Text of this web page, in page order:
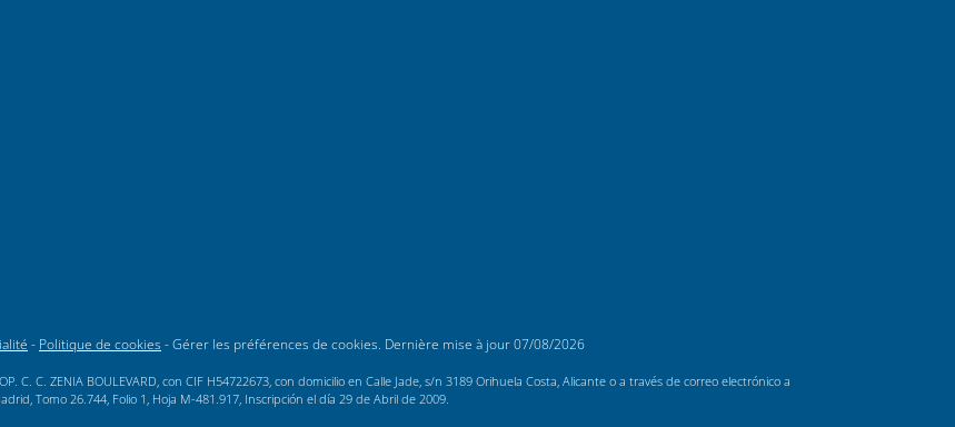
- Politique de cookies -Gérer les préférences de cookies. Dernière mise à jour07/08/2026
C. ZENIA BOULEVARD, con CIF H54722673, con domicilio en Calle Jade, s/n 3189 Orihuela Costa, Alicante o a través de correo electrónico a
Tomo 26.744, Folio 1, Hoja M-481.917, Inscripción el día 29 de Abril de 2009.